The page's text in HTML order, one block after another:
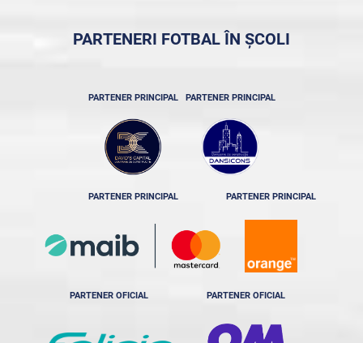
PARTENERI FOTBAL ÎN ȘCOLI
PARTENER PRINCIPAL PARTENER PRINCIPAL
PARTENER PRINCIPAL PARTENER PRINCIPAL
PARTENER OFICIAL PARTENER OFICIAL